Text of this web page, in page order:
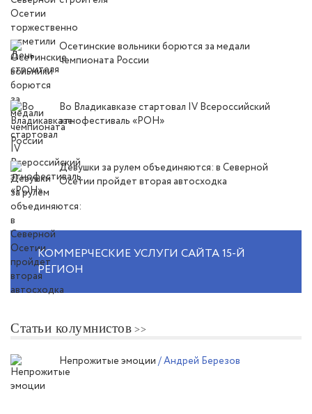
Осетинские вольники борются за медали
чемпионата России
Во Владикавказе стартовал IV Всероссийский
этнофестиваль «РОН»
Девушки за рулем объединяются: в Северной
Осетии пройдет вторая автосходка
КОММЕРЧЕСКИЕ УСЛУГИ САЙТА 15-Й
РЕГИОН
Статьи колумнистов
Непрожитые эмоции / Андрей Березов